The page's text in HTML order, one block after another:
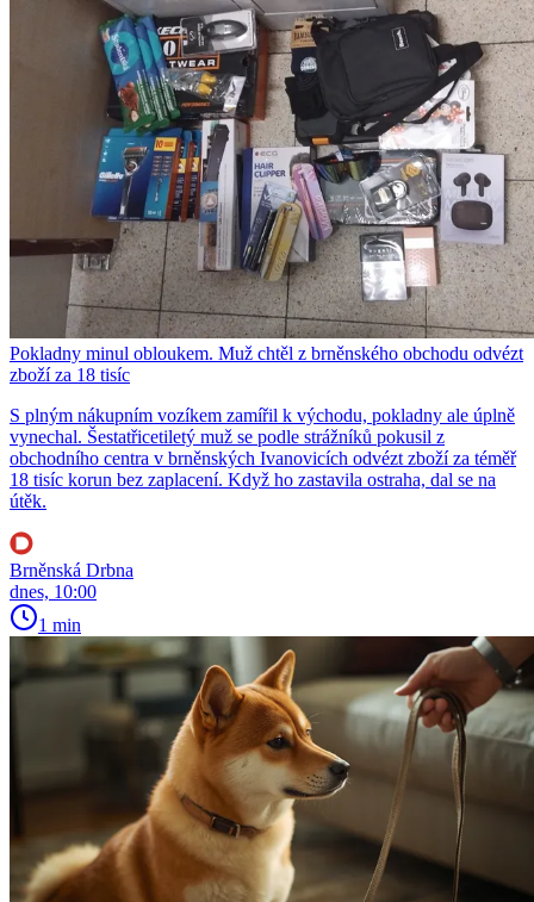
Pokladny minul obloukem. Muž chtěl z brněnského obchodu odvézt
zboží za 18 tisíc
S plným nákupním vozíkem zamířil k východu, pokladny ale úplně
vynechal. Šestatřicetiletý muž se podle strážníků pokusil z
obchodního centra v brněnských Ivanovicích odvézt zboží za téměř
18 tisíc korun bez zaplacení. Když ho zastavila ostraha, dal se na
útěk.
Brněnská Drbna
dnes, 10:00
1 min